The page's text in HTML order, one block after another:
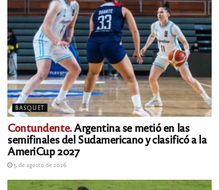
BASQUET
Contundente.Argentina se metió en las
semifinales del Sudamericano y clasificó a la
AmeriCup 2027
5 de agosto de 2026